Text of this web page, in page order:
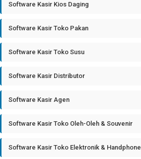
Software Kasir Kios Daging
Software Kasir Toko Pakan
Software Kasir Toko Susu
Software Kasir Distributor
Software Kasir Agen
Software Kasir Toko Oleh-Oleh & Souvenir
Software Kasir Toko Elektronik & Handphone